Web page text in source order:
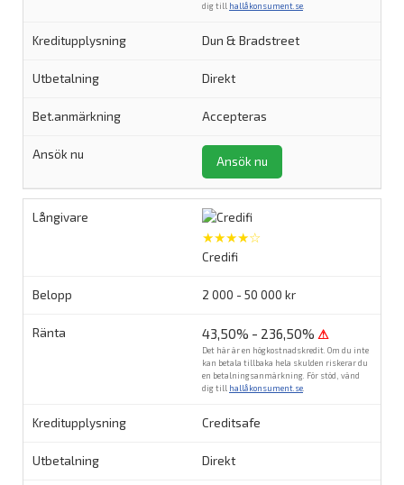
dig till hallåkonsument.se
Dun & Bradstreet
Direkt
Accepteras
Ansök nu
★★★★☆
Credifi
2 000 - 50 000 kr
43,50% - 236,50% ⚠
Det här är en högkostnadskredit. Om du inte
kan betala tillbaka hela skulden riskerar du
en betalningsanmärkning. För stöd, vänd
dig till hallåkonsument.se
Creditsafe
Direkt